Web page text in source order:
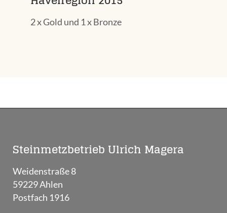
2 x Gold und 1 x Bronze
Steinmetzbetrieb Ulrich Magera
Weidenstraße 8
59229 Ahlen
Postfach 1916